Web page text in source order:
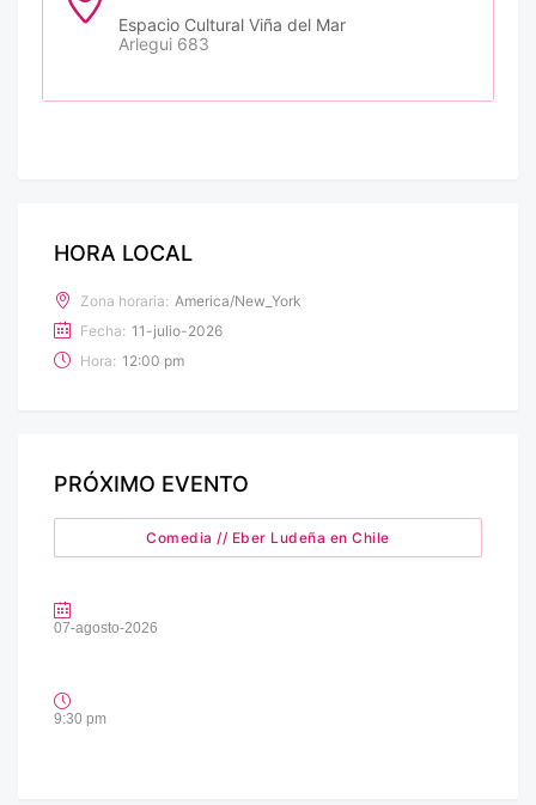
Espacio Cultural Viña del Mar
Arlegui 683
HORA LOCAL
Zona horaria: America/New_York
Fecha: 11-julio-2026
Hora: 12:00 pm
PRÓXIMO EVENTO
Comedia // Eber Ludeña en Chile
07-agosto-2026
9:30 pm